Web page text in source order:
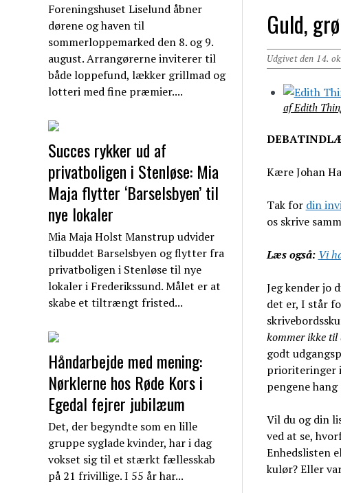
Foreningshuset Liselund åbner
dørene og haven til
sommerloppemarked den 8. og 9.
august. Arrangørerne inviterer til
både loppefund, lækker grillmad og
lotteri med fine præmier....
Succes rykker ud af
privatboligen i Stenløse: Mia
Maja flytter ‘Barselsbyen’ til
nye lokaler
Mia Maja Holst Manstrup udvider
tilbuddet Barselsbyen og flytter fra
privatboligen i Stenløse til nye
lokaler i Frederikssund. Målet er at
skabe et tiltrængt fristed...
Håndarbejde med mening:
Nørklerne hos Røde Kors i
Egedal fejrer jubilæum
Det, der begyndte som en lille
gruppe syglade kvinder, har i dag
vokset sig til et stærkt fællesskab
på 21 frivillige. I 55 år har...
Guld,
Udgivet den 14.
af Edith
Kære Johan
Tak for din
os skrive
Læs også: Vi
Jeg kender jo
det er, I står
kommer ikke til
godt
prioriteringer
pengene
Vil du og din
ved at se,
Enhedslisten
kulør? Eller